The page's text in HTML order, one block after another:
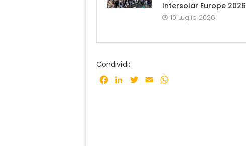
Intersolar Europe 2026
10 Luglio 2026
Condividi:
Facebook
LinkedInTwitter
Email